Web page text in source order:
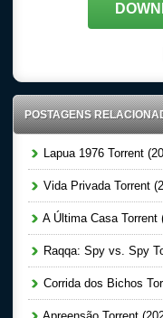
POSTAGENS
Lapua 1976 Torrent
Vida Privada Torrent
A Última Casa Torrent
Raqqa: Spy vs. Spy
Corrida dos Bichos